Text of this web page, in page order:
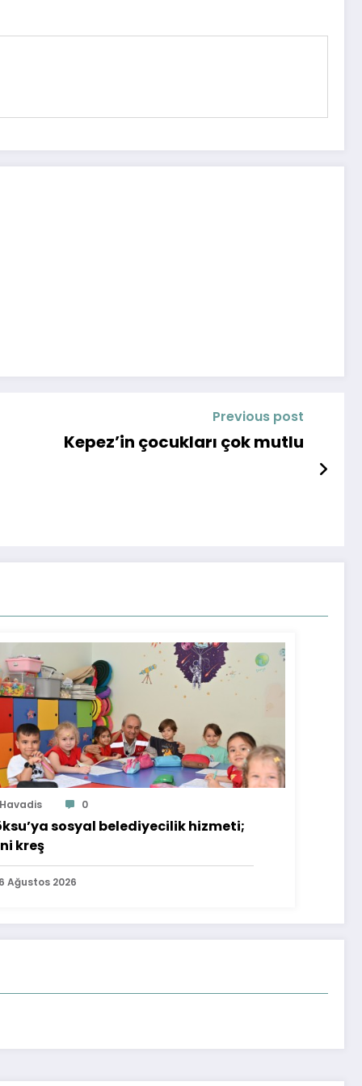
Previous post
Kepez’in çocukları çok mutlu
0
sosyal belediyecilik hizmeti;
kreş
Ağustos 2026